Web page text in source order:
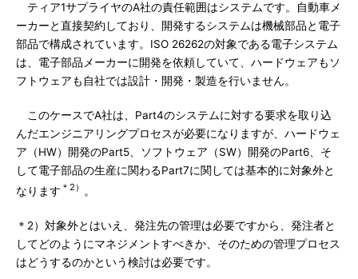
ティア1サプライヤのA社の責任範囲はシステムです。自動車メ
ーカーと直接契約しており、開発するシステムは機械部品と電子
部品で構成されています。ISO 26262の対象である電子システム
は、電子部品メーカーに開発を依頼していて、ハードウェアもソ
フトウェアも自社では設計・開発・製造を行いません。
このケースでA社は、Part4のシステムに対する要求を取り込
んだエンジニアリングプロセスが必要になりますが、ハードウェ
ア（HW）開発のPart5、ソフトウェア（SW）開発のPart6、そ
して電子部品の生産に関わるPart7に関しては基本的に対象外と
なります ＊2） 。
＊2）対象外とはいえ、発注先の管理は必要ですから、発注者と
してどのようにマネジメントすべきか、そのための管理プロセス
はどうするのかという検討は必要です。